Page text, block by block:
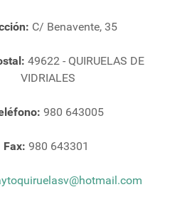
C/ Benavente, 35
49622 - QUIRUELAS DE
VIDRIALES
980 643005
Fax: 980 643301